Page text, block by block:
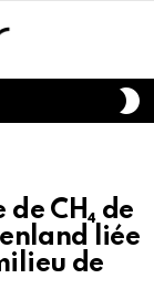
CH₄ de
liée
de